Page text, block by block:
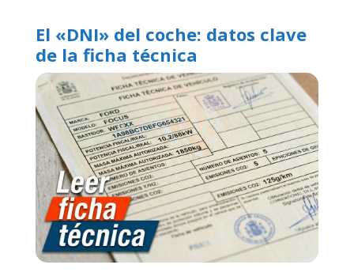
El «DNI» del coche: datos clave
de la ficha técnica